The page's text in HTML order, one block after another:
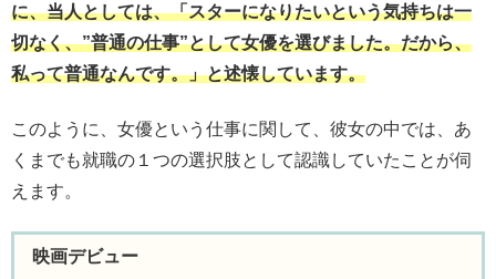
に、当人としては、「スターになりたいという気持ちは一
切なく、”普通の仕事”として女優を選びました。だから、
私って普通なんです。」と述懐しています。
このように、女優という仕事に関して、彼女の中では、あ
くまでも就職の１つの選択肢として認識していたことが伺
えます。
映画デビュー